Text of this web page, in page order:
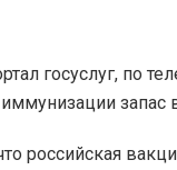
госуслуг, по
запас
российская